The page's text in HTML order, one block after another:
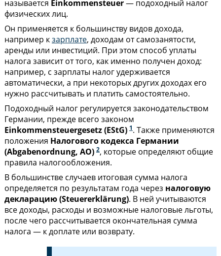
называется Einkommensteuer— подоходный налог
физических лиц.
Он применяется к большинству видов дохода,
например кзарплате, доходам от самозанятости,
аренды или инвестиций. При этом способ уплаты
налога зависит от того, как именно получен доход:
например, с зарплаты налог удерживается
автоматически, а при некоторых других доходах его
нужно рассчитывать и платить самостоятельно.
Подоходный налог регулируется законодательством
Германии, прежде всего законом
Einkommensteuergesetz (EStG) 1. Также применяются
положения Налогового кодекса Германии
(Abgabenordnung, AO) 2, которые определяют общие
правила налогообложения.
В большинстве случаев итоговая сумма налога
определяется по результатам года через налоговую
декларацию (Steuererklärung). В ней учитываются
все доходы, расходы и возможные налоговые льготы,
после чего рассчитывается окончательная сумма
налога — к доплате или возврату.